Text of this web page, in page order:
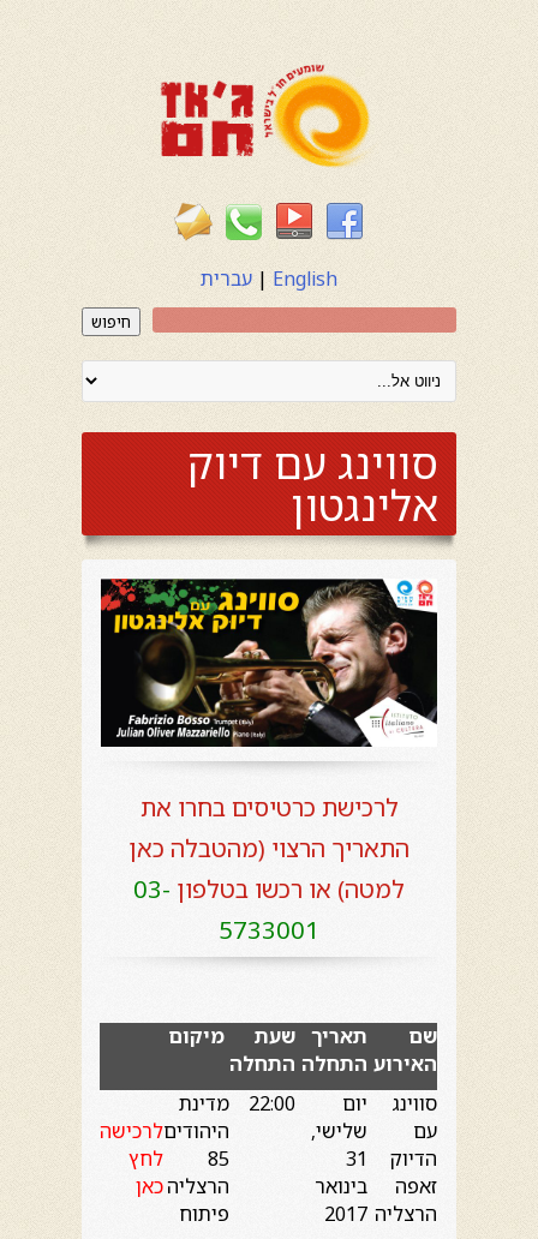
English
| עברית
חיפוש
סווינג עם דיוק
אלינגטון
לרכישת כרטיסים בחרו את
התאריך הרצוי (מהטבלה כאן
למטה) או רכשו בטלפון 03-
5733001
שם
האירוע
תאריך
התחלה
שעת
התחלה
מיקום
סווינג
עם
הדיוק
זאפה
הרצליה
יום
שלישי,
31
בינואר
2017
22:00
מדינת
היהודים
85
הרצליה
פיתוח
לרכישה
לחץ
כאן